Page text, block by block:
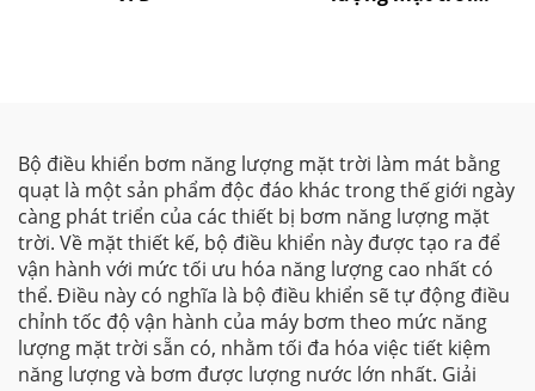
Bộ điều khiển bơm năng lượng mặt trời làm mát bằng
quạt là một sản phẩm độc đáo khác trong thế giới ngày
càng phát triển của các thiết bị bơm năng lượng mặt
trời. Về mặt thiết kế, bộ điều khiển này được tạo ra để
vận hành với mức tối ưu hóa năng lượng cao nhất có
thể. Điều này có nghĩa là bộ điều khiển sẽ tự động điều
chỉnh tốc độ vận hành của máy bơm theo mức năng
lượng mặt trời sẵn có, nhằm tối đa hóa việc tiết kiệm
năng lượng và bơm được lượng nước lớn nhất. Giải